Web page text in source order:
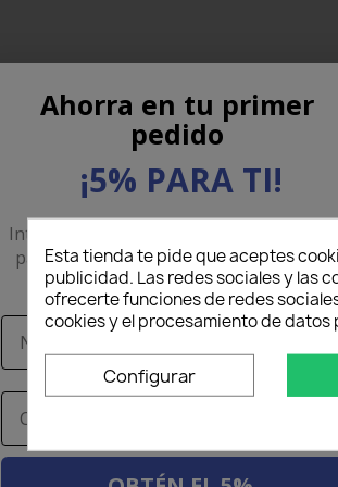
Esta tienda te pide que aceptes
publicidad. Las redes sociales y las
ofrecerte funciones de redes
cookies y el procesamiento de datos
Configurar
Ahorra en tu primer
pedido
¡5% PARA TI!
Introduce tu correo electrónico aquí
para recibir un5% DE DESCUENTOen
primer pedido.
Nome
Email